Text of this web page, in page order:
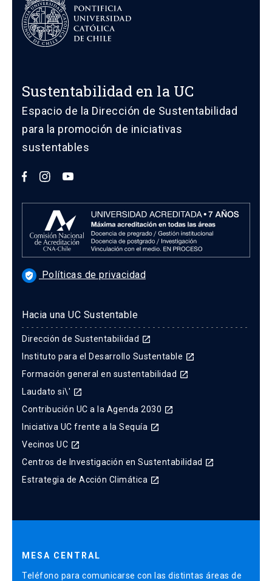
Sustentabilidad en la UC
Espacio de la Dirección de Sustentabilidad
para la promoción de iniciativas
sustentables
verified_user Políticas de privacidad
Hacia una UC Sustentable
Dirección de Sustentabilidad launch
Instituto para el Desarrollo Sustentable launch
Formación general en sustentabilidad launch
Laudato si\' launch
Contribución UC a la Agenda 2030 launch
Iniciativa UC frente a la Sequía launch
Vecinos UC launch
Centros de Investigación en Sustentabilidad launch
Estrategia de Acción Climática launch
MESA CENTRAL
Teléfono para comunicarse con las distintas áreas de